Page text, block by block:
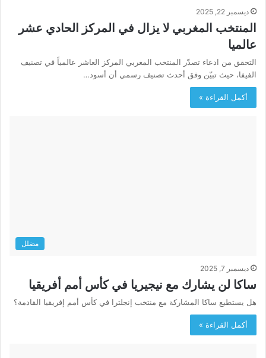
ديسمبر 22, 2025
المنتخب المغربي لا يزال في المركز الحادي عشر
عالميا
التحقق من ادعاء تصدّر المنتخب المغربي المركز العاشر عالمياً في تصنيف
الفيفا، حيث تبيّن وفق أحدث تصنيف رسمي أن أسود…
أكمل القراءة »
مضلل
ديسمبر 7, 2025
ساكا لن يشارك مع نيجيريا في كأس أمم أفريقيا
هل يستطيع ساكا المشاركة مع منتخب إنجلترا في كأس أمم إفريقيا القادمة؟
أكمل القراءة »